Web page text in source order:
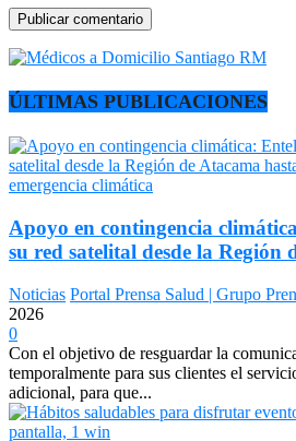
ÚLTIMAS PUBLICACIONES
Apoyo en contingencia
su red satelital desde la Región
Noticias Portal Prensa Salud | Grupo
2026
0
Con el objetivo de resguardar la
temporalmente para sus clientes el
adicional, para que...